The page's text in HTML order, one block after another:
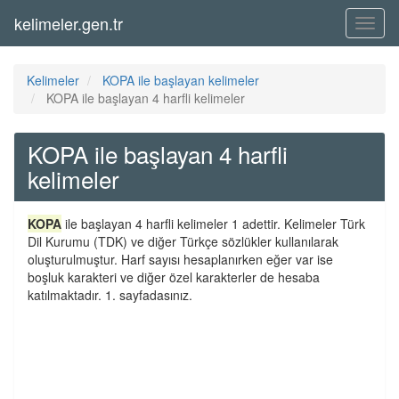
Menü
kelimeler.gen.tr
Kelimeler
KOPA ile başlayan kelimeler
KOPA ile başlayan 4 harfli kelimeler
KOPA ile başlayan 4 harfli
kelimeler
KOPA ile başlayan 4 harfli kelimeler 1 adettir. Kelimeler Türk
Dil Kurumu (TDK) ve diğer Türkçe sözlükler kullanılarak
oluşturulmuştur. Harf sayısı hesaplanırken eğer var ise
boşluk karakteri ve diğer özel karakterler de hesaba
katılmaktadır. 1. sayfadasınız.